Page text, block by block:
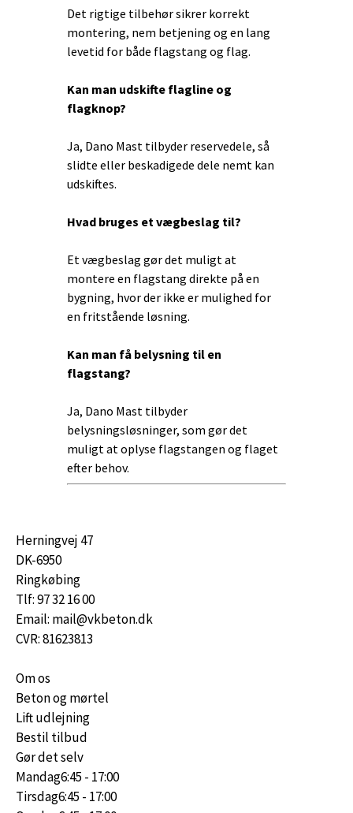
Det rigtige tilbehør sikrer korrekt
montering, nem betjening og en lang
levetid for både flagstang og flag.
Kan man udskifte flagline og
flagknop?
Ja, Dano Mast tilbyder reservedele, så
slidte eller beskadigede dele nemt kan
udskiftes.
Hvad bruges et vægbeslag til?
Et vægbeslag gør det muligt at
montere en flagstang direkte på en
bygning, hvor der ikke er mulighed for
en fritstående løsning.
Kan man få belysning til en
flagstang?
Ja, Dano Mast tilbyder
belysningsløsninger, som gør det
muligt at oplyse flagstangen og flaget
efter behov.
Herningvej 47
DK-6950
Ringkøbing
Tlf: 97 32 16 00
Email: mail@vkbeton.dk
CVR: 81623813
Om os
Beton og mørtel
Lift udlejning
Bestil tilbud
Gør det selv
Mandag6:45 - 17:00
Tirsdag6:45 - 17:00